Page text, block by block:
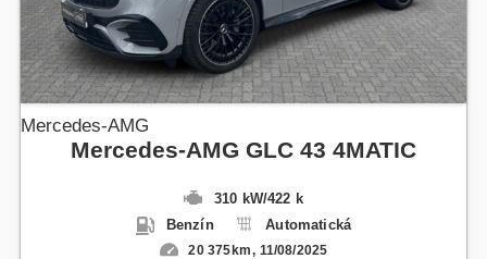
Mercedes-AMG
Mercedes-AMG GLC 43 4MATIC
310 kW/422 k
Benzín
Automatická
20 375km 11/08/2025